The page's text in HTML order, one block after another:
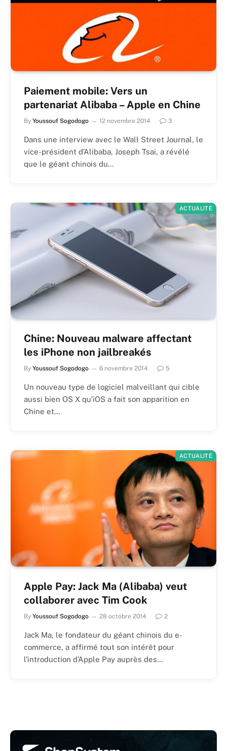
Paiement mobile: Vers un
partenariat Alibaba – Apple en Chine
By Youssouf Sogodogo 12 novembre 2014 3
Dans une interview avec le Wall Street Journal, le
vice-président d’Alibaba, Joseph Tsai, a révélé
que le géant chinois du…
ACTUALITÉ
Chine: Nouveau malware affectant
les iPhone non jailbreakés
By Youssouf Sogodogo 6 novembre 2014 5
Un nouveau type de logiciel malveillant qui cible
aussi bien OS X qu’iOS a fait son apparition en
Chine et…
ACTUALITÉ
Apple Pay: Jack Ma (Alibaba) veut
collaborer avec Tim Cook
By Youssouf Sogodogo 28 octobre 2014 2
Jack Ma, le fondateur du géant chinois du e-
commerce, a affirmé tout son intérêt pour
l’introduction d’Apple Pay auprès des…